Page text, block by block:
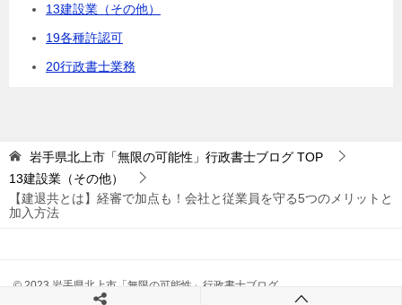
13建設業（その他）
19各種許認可
20行政書士業務
岩手県北上市「無限の可能性」行政書士ブログ TOP
13建設業（その他）
【建退共とは】経審で加点も！会社と従業員を守る5つのメリットと
加入方法
© 2023 岩手県北上市「無限の可能性」行政書士ブログ